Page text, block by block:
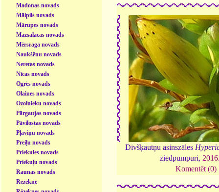
Madonas novads
Mālpils novads
Mārupes novads
Mazsalacas novads
Mērsraga novads
Naukšēnu novads
Neretas novads
Nīcas novads
Ogres novads
Olaines novads
Ozolnieku novads
Pārgaujas novads
Pāvilostas novads
Pļaviņu novads
Preiļu novads
Priekules novads
Priekuļu novads
Raunas novads
Rēzekne
Divšķautņu asinszāles
ziedpumpuri, 2016
Komentēt (0)